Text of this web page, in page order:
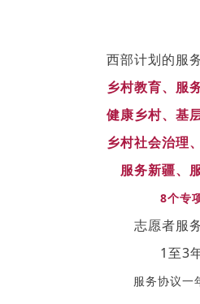
西部计划的服
乡村教育、服
健康乡村、基
乡村社会治理
服务新疆、
8个专
志愿者服
1至3
服务协议一